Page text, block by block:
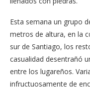
Esta semana un grupo
metros de altura, en la
sur de Santiago, los
casualidad desentrañó
entre los lugareños.
infructuosamente de